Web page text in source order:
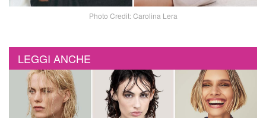
Photo Credit: Carolina Lera
LEGGI ANCHE